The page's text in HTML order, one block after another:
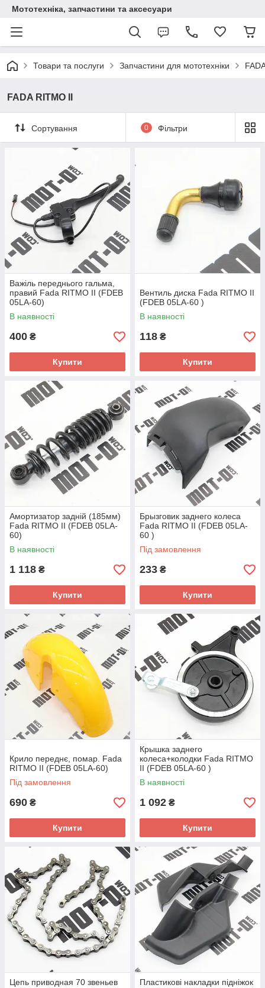
Мототехніка, запчастини та аксесуари
Товари та послуги Запчастини для мототехніки
FADA RITMO II
Сортування 0 Фільтри
Важіль переднього гальма,
правий Fada RITMO II (FDEB
05LA-60)
В наявності
400 ₴
Купити
Вентиль диска Fada RITMO II
(FDEB 05LA-60 )
В наявності
118 ₴
Купити
Амортизатор задній (185мм)
Fada RITMO II (FDEB 05LA-
60)
В наявності
1 118 ₴
Купити
Брызговик заднего колеса
Fada RITMO II (FDEB 05LA-
60 )
Під замовлення
233 ₴
Купити
Крило переднє, помар. Fada
RITMO II (FDEB 05LA-60)
Під замовлення
690 ₴
Купити
Крышка заднего
колеса+колодки Fada RITMO
II (FDEB 05LA-60 )
В наявності
1 092 ₴
Купити
Цепь приводная 70 звеньев
Пластикові накладки підніжок